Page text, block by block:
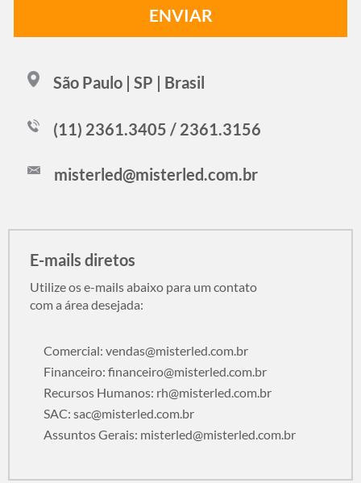
São Paulo | SP | Brasil
(11) 2361.3405 / 2361.3156
misterled@misterled.com.br
E-mails diretos
Utilize os e-mails abaixo para um contato
com a área desejada:
Comercial: vendas@misterled.com.br
Financeiro: financeiro@misterled.com.br
Recursos Humanos: rh@misterled.com.br
SAC: sac@misterled.com.br
Assuntos Gerais: misterled@misterled.com.br